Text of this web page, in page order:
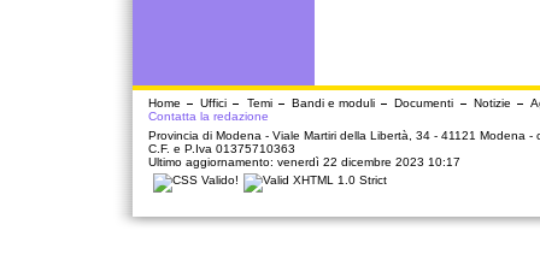
Home Uffici Temi Bandi e moduli Documenti Notizie
Contatta la redazione
Provincia di Modena - Viale Martiri della Libertà, 34 - 41121 Modena -
C.F. e P.Iva 01375710363
Ultimo aggiornamento: venerdì 22 dicembre 2023 10:17